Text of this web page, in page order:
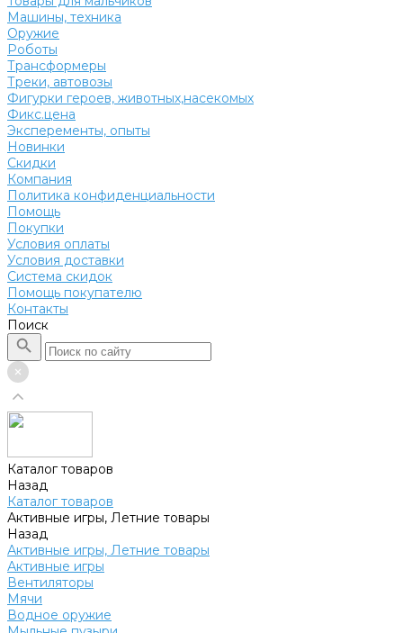
Машины, техника
Оружие
Роботы
Трансформеры
Треки, автовозы
Фигурки героев, животных,насекомых
Фикс.цена
Эксперементы, опыты
Новинки
Скидки
Компания
Политика конфиденциальности
Помощь
Покупки
Условия оплаты
Условия доставки
Система скидок
Помощь покупателю
Контакты
Поиск
Каталог товаров
Назад
Каталог товаров
Активные игры, Летние товары
Назад
Активные игры, Летние товары
Активные игры
Вентиляторы
Мячи
Водное оружие